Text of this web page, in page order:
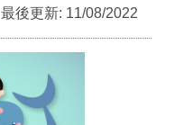
最後更新: 11/08/2022